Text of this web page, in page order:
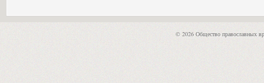
© 2026 Общество православных